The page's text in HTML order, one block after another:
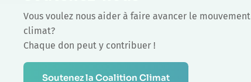
Vous voulez nous aider à faire avancer le mouvement
climat?
Chaque don peut y contribuer !
Soutenez la Coalition Climat